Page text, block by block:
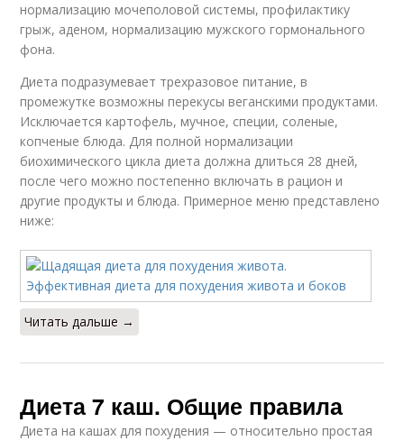
нормализацию мочеполовой системы, профилактику
грыж, аденом, нормализацию мужского гормонального
фона.
Диета подразумевает трехразовое питание, в
промежутке возможны перекусы веганскими продуктами.
Исключается картофель, мучное, специи, соленые,
копченые блюда. Для полной нормализации
биохимического цикла диета должна длиться 28 дней,
после чего можно постепенно включать в рацион и
другие продукты и блюда. Примерное меню представлено
ниже:
Читать дальше →
Диета 7 каш. Общие правила
Диета на кашах для похудения — относительно простая